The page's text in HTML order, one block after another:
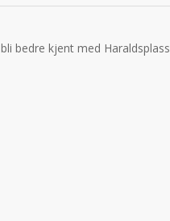
bedre kjent med Haraldsplass